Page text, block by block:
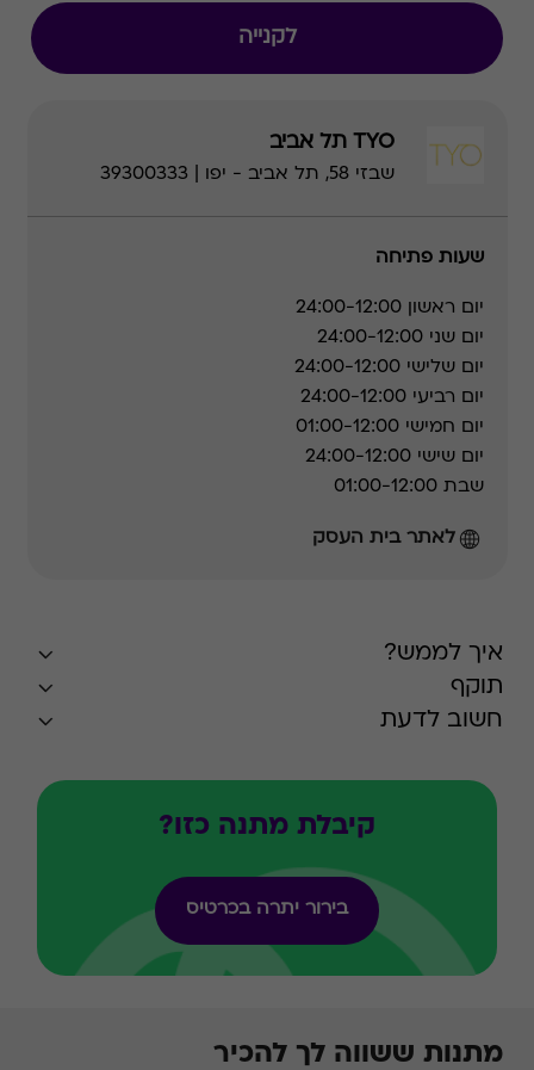
לקנייה
TYO תל אביב
שבזי 58, תל אביב - יפו | 39300333
שעות פתיחה
יום ראשון
24:00-12:00
יום שני 24:00-12:00
יום שלישי 24:00-12:00
יום רביעי 24:00-12:00
יום חמישי 01:00-12:00
יום שישי 24:00-12:00
שבת 01:00-12:00
לאתר בית העסק
איך לממש?
תוקף
חשוב לדעת
קיבלת מתנה כזו?
בירור יתרה בכרטיס
מתנות ששווה לך להכיר